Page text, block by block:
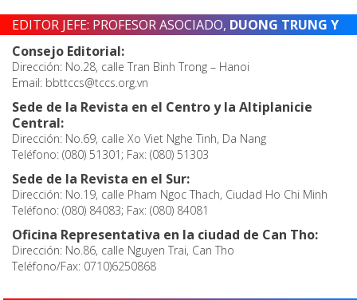
EDITOR JEFE: PROFESOR ASOCIADO, DUONG TRUNG Y
Consejo Editorial:
Dirección: No.28, calle Tran Binh Trong – Hanoi
Email: bbttccs@tccs.org.vn
Sede de la Revista en el Centro y la Altiplanicie
Central:
Dirección: No.69, calle Xo Viet Nghe Tinh, Da Nang
Teléfono: (080) 51301; Fax: (080) 51303
Sede de la Revista en el Sur:
Dirección: No.19, calle Pham Ngoc Thach, Ciudad Ho Chi Minh
Teléfono: (080) 84083; Fax: (080) 84081
Oficina Representativa en la ciudad de Can Tho:
Dirección: No.86, calle Nguyen Trai, Can Tho
Teléfono/Fax: 0710)6250868